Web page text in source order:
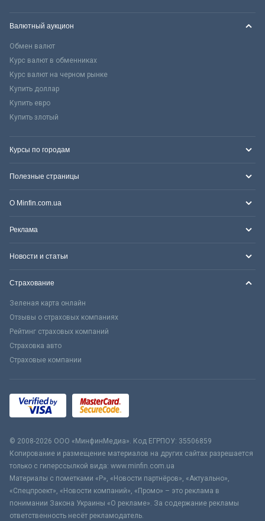
Валютный аукцион
Обмен валют
Курс валют в обменниках
Курс валют на черном рынке
Купить доллар
Купить евро
Купить злотый
Курсы по городам
Полезные страницы
О Minfin.com.ua
Реклама
Новости и статьи
Страхование
Зеленая карта онлайн
Отзывы о страховых компаниях
Рейтинг страховых компаний
Страховка авто
Страховые компании
© 2008-2026 ООО «МинфинМедиа». Код ЕГРПОУ: 35506859
Копирование и размещение материалов на других сайтах разрешается
только с гиперссылкой вида: www.minfin.com.ua
Материалы с пометками «Р», «Новости партнёров», «Актуально»,
«Спецпроект», «Новости компаний», «Промо» – это реклама в
понимании Закона Украины «О рекламе». За содержание рекламы
ответственность несёт рекламодатель.